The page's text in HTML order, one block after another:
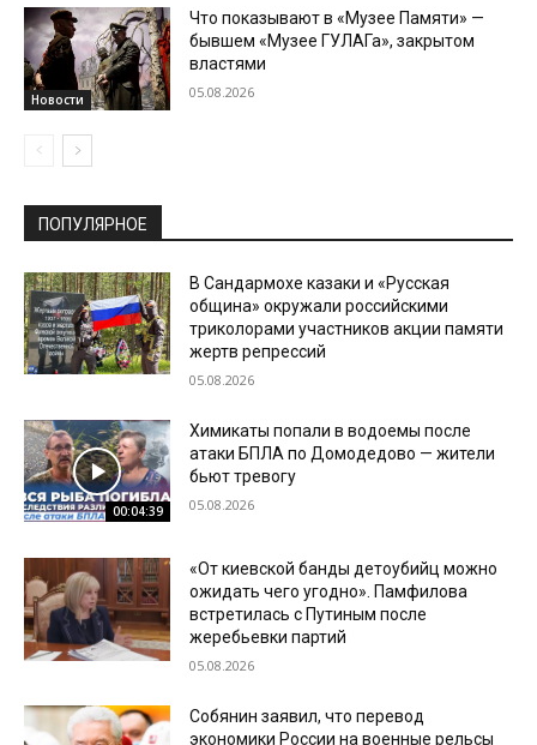
Новости
Что показывают в «Музее Памяти» —
бывшем «Музее ГУЛАГа», закрытом
властями
05.08.2026
ПОПУЛЯРНОЕ
В Сандармохе казаки и «Русская
община» окружали российскими
триколорами участников акции памяти
жертв репрессий
05.08.2026
00:04:39
Химикаты попали в водоемы после
атаки БПЛА по Домодедово — жители
бьют тревогу
05.08.2026
«От киевской банды детоубийц можно
ожидать чего угодно». Памфилова
встретилась с Путиным после
жеребьевки партий
05.08.2026
Собянин заявил, что перевод
экономики России на военные рельсы